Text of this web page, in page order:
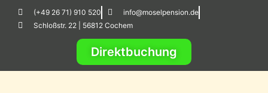
(+49 26 71) 910 520
info@moselpension.de
Schloßstr. 22 | 56812 Cochem
Direktbuchung